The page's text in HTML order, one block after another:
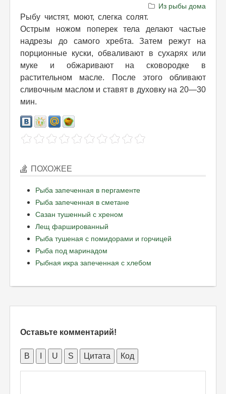
Из рыбы дома
Рыбу чистят, моют, слегка солят.
Острым ножом поперек тела делают частые
надрезы до самого хребта. Затем режут на
порционные куски, обваливают в сухарях или
муке и обжаривают на сковородке в
растительном масле. После этого обливают
сливочным маслом и ставят в духовку на 20—30
мин.
ПОХОЖЕЕ
Рыба запеченная в пергаменте
Рыба запеченная в сметане
Сазан тушенный с хреном
Лещ фаршированный
Рыба тушеная с помидорами и горчицей
Рыба под маринадом
Рыбная икра запеченная с хлебом
Оставьте комментарий!
B U S Цитата Код